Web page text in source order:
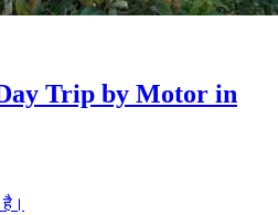
Trip by Motor in